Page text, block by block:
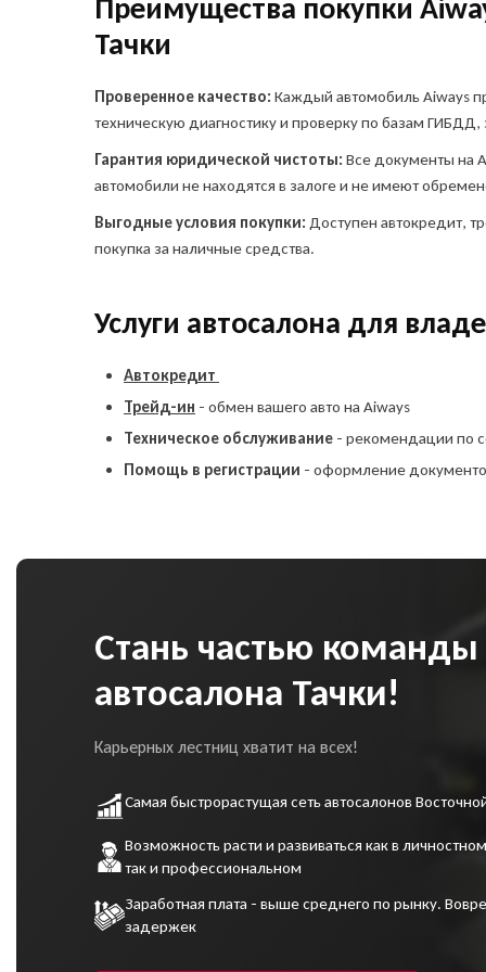
Преимущества покупки
Тачки
Проверенное качество: Каждый автомобиль Aiways
техническую диагностику и проверку по базам ГИБДД,
Гарантия юридической чистоты: Все документы на
автомобили не находятся в залоге и не имеют
Выгодные условия покупки: Доступен автокредит,
покупка за наличные средства.
Услуги автосалона для
Автокредит
Трейд-ин - обмен вашего авто на Aiways
Техническое обслуживание - рекомендации по
Помощь в регистрации - оформление
Стань частью команды
автосалона Тачки!
Карьерных лестниц хватит на всех!
Самая быстрорастущая сеть автосалонов
Возможность расти и развиваться как в
так и профессиональном
Заработная плата - выше среднего по рынку.
задержек
и